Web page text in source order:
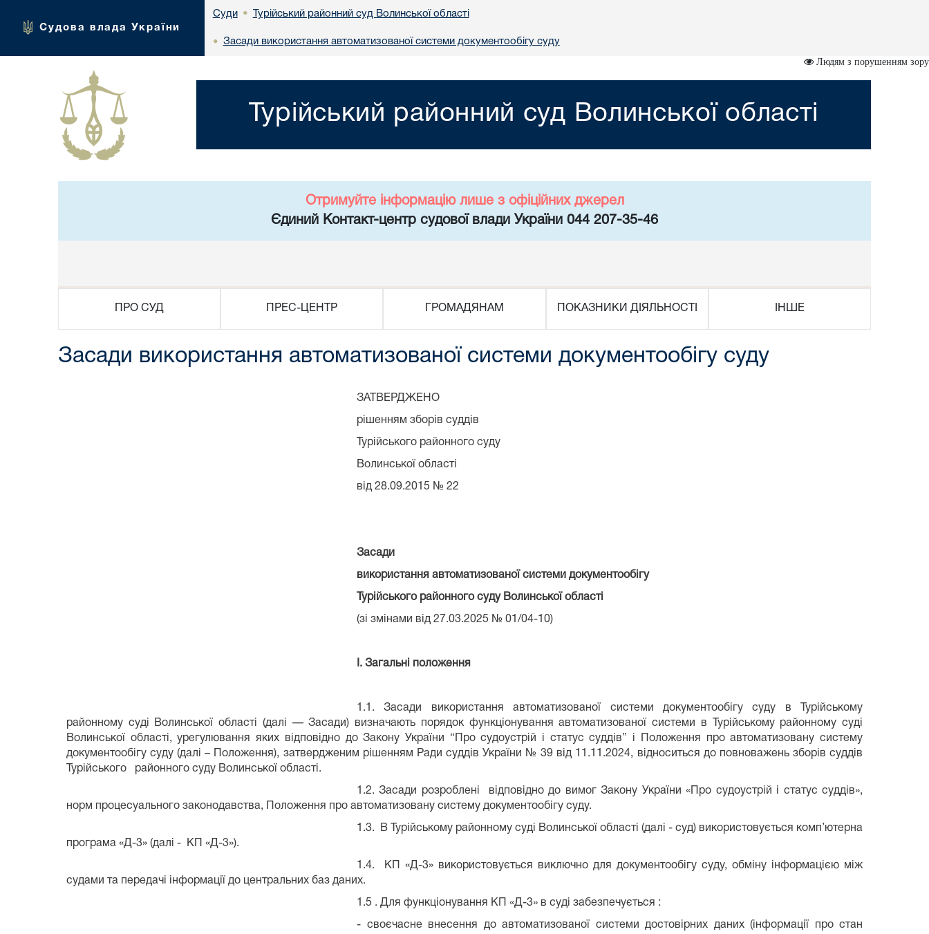
Судова влада України
Суди • Турійський районний суд Волинської області
• Засади використання автоматизованої системи документообігу суду
Людям з порушенням зору
Турійський районний суд Волинської області
Отримуйте інформацію лише з офіційних джерел
Єдиний Контакт-центр судової влади України 044 207-35-46
ПРО СУД ПРЕС-ЦЕНТР ГРОМАДЯНАМ ПОКАЗНИКИ ДІЯЛЬНОСТІ ІНШЕ
Засади використання автоматизованої системи документообігу суду
ЗАТВЕРДЖЕНО
рішенням зборів суддів
Турійського районного суду
Волинської області
від 28.09.2015 № 22
Засади
використання автоматизованої системи документообігу
Турійського районного суду Волинської області
(зі змінами від 27.03.2025 № 01/04-10)
І. Загальні положення
1.1. Засади використання автоматизованої системи документообігу суду в Турійському
районному суді Волинської області (далі — Засади) визначають порядок функціонування автоматизованої системи в Турійському районному суді
Волинської області, урегулювання яких відповідно до Закону України “Про судоустрій і статус суддів” і Положення про автоматизовану систему
документообігу суду (далі – Положення), затвердженим рішенням Ради суддів України № 39 від 11.11.2024, відноситься до повноважень зборів суддів
Турійського районного суду Волинської області.
1.2. Засади розроблені відповідно до вимог Закону України «Про судоустрій і статус суддів»,
норм процесуального законодавства, Положення про автоматизовану систему документообігу суду.
1.3. В Турійському районному суді Волинської області (далі - суд) використовується комп’ютерна
програма «Д-3» (далі - КП «Д-3»).
1.4. КП «Д-3» використовується виключно для документообігу суду, обміну інформацією між
судами та передачі інформації до центральних баз даних.
1.5 . Для функціонування КП «Д-3» в суді забезпечується :
- своєчасне внесення до автоматизованої системи достовірних даних (інформації про стан